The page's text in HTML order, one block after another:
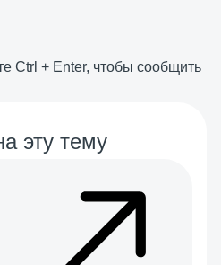
Ctrl + Enter, чтобы сообщить
эту тему